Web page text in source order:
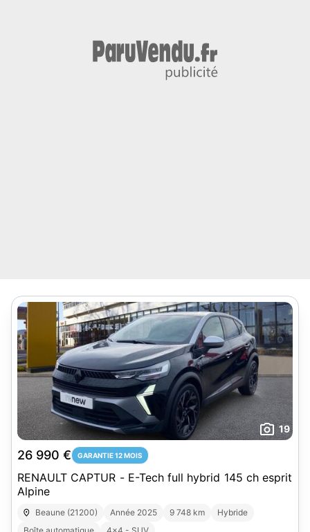
19
26 990 € GARANTIE 12 MOIS
RENAULT CAPTUR - E-Tech full hybrid 145 ch esprit
Alpine
Beaune (21200) Année 2025 9 748 km
Hybride